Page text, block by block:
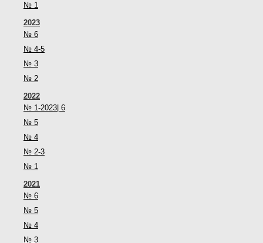
№ 1
2023
№ 6
№ 4-5
№ 3
№ 2
2022
№ 1-2023| 6
№ 5
№ 4
№ 2-3
№ 1
2021
№ 6
№ 5
№ 4
№ 3